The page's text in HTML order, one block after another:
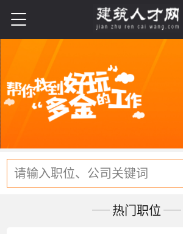

请输入职位、公司关键词
热门职位